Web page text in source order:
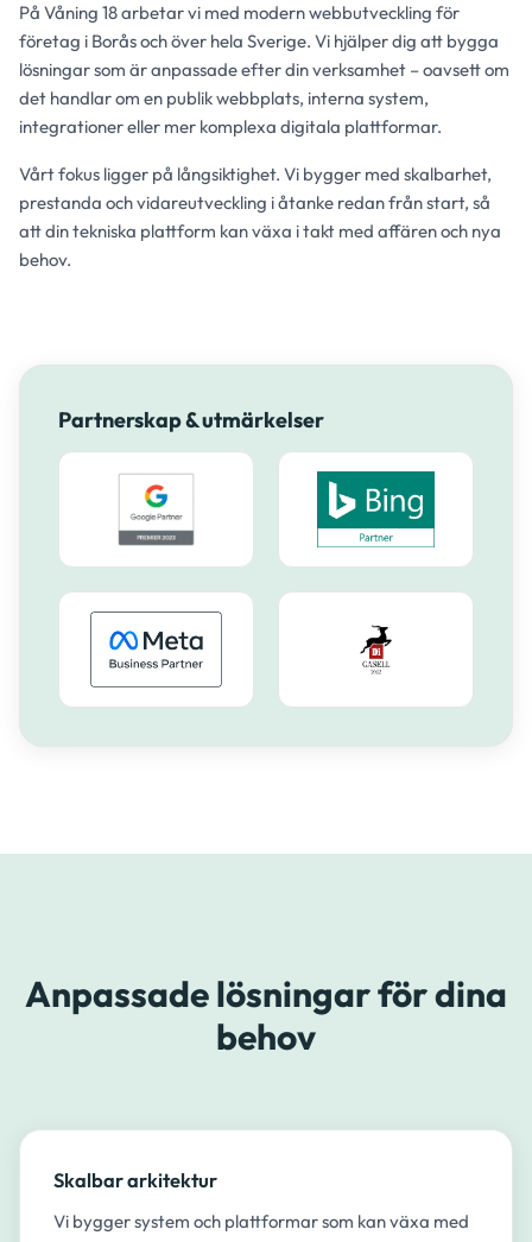
På Våning 18 arbetar vi med modern webbutveckling för
företag i Borås och över hela Sverige. Vi hjälper dig att bygga
lösningar som är anpassade efter din verksamhet – oavsett om
det handlar om en publik webbplats, interna system,
integrationer eller mer komplexa digitala plattformar.
Vårt fokus ligger på långsiktighet. Vi bygger med skalbarhet,
prestanda och vidareutveckling i åtanke redan från start, så
att din tekniska plattform kan växa i takt med affären och nya
behov.
Partnerskap & utmärkelser
Anpassade lösningar för dina
behov
Skalbar arkitektur
Vi bygger system och plattformar som kan växa med